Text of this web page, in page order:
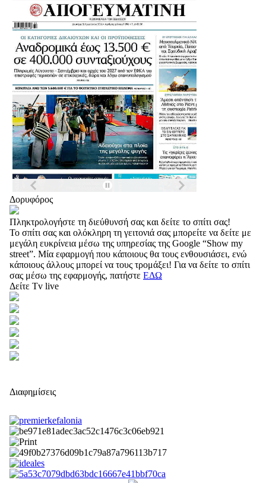
Δορυφόρος
Πληκτρολογήστε τη διεύθυνσή σας και δείτε το σπίτι σας!
Το σπίτι σας και ολόκληρη τη γειτονιά σας μπορείτε να δείτε με
μεγάλη ευκρίνεια μέσω της υπηρεσίας της Google “Show my
street”. Μία εφαρμογή που κάποιους θα τους ενθουσιάσει, ενώ
κάποιους άλλους μπορεί να τους τρομάξει! Για να δείτε το σπίτι
σας μέσω της εφαρμογής, πατήστε ΕΔΩ
Δείτε Tv live
Διαφημίσεις